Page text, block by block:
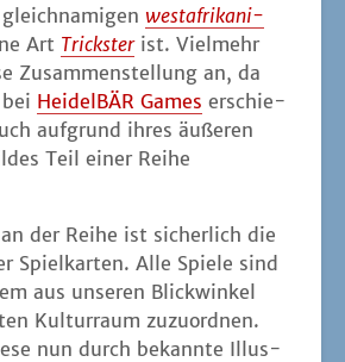
west­afri­ka­ni­
Art Tricks­terist. Viel­mehr
Zusam­men­stel­lung an, da
Hei­del­BÄR Games erschie­
auf­grund ihres äuße­ren
Teil einer Rei­he
an der Rei­he ist sicher­lich die
Spiel­kar­ten. Alle Spie­le sind
aus unse­ren Blick­win­kel
Kul­tur­raum zuzu­ord­nen.
nun durch bekann­te Illus­